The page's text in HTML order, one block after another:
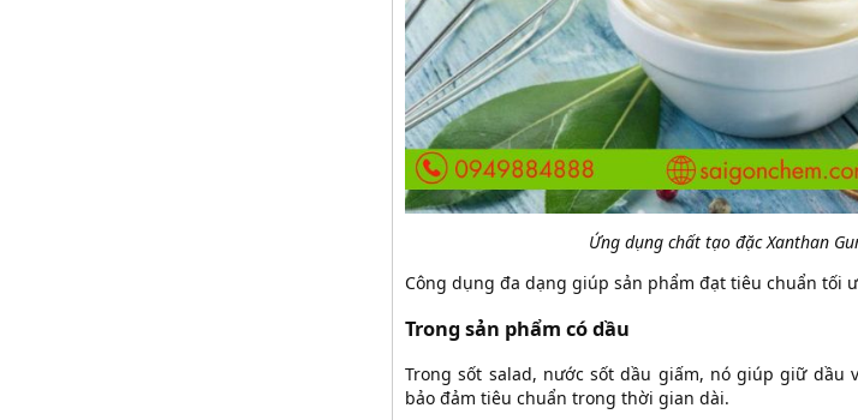
Ứng dụng chất tạo đặc Xanthan
Công dụng đa dạng giúp sản phẩm đạt tiêu chuẩn tối
Trong sản phẩm có dầu
Trong sốt salad, nước sốt dầu giấm, nó giúp giữ dầu
bảo đảm tiêu chuẩn trong thời gian dài.